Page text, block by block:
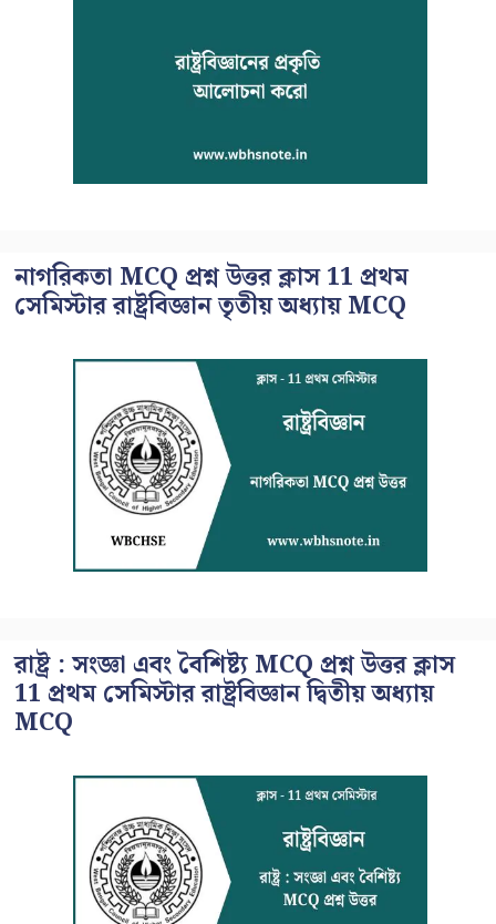
নাগরিকতা MCQ প্রশ্ন উত্তর ক্লাস 11 প্রথম
সেমিস্টার রাষ্ট্রবিজ্ঞান তৃতীয় অধ্যায় MCQ
রাষ্ট্র : সংজ্ঞা এবং বৈশিষ্ট্য MCQ প্রশ্ন উত্তর ক্লাস
11 প্রথম সেমিস্টার রাষ্ট্রবিজ্ঞান দ্বিতীয় অধ্যায়
MCQ